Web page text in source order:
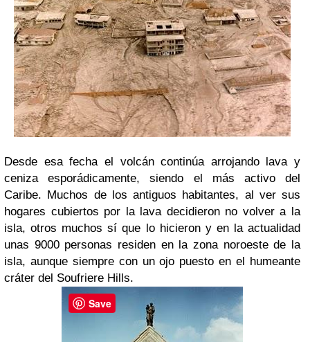
Desde esa fecha el volcán continúa arrojando lava y
ceniza esporádicamente, siendo el más activo del
Caribe. Muchos de los antiguos habitantes, al ver sus
hogares cubiertos por la lava decidieron no volver a la
isla, otros muchos sí que lo hicieron y en la actualidad
unas 9000 personas residen en la zona noroeste de la
isla, aunque siempre con un ojo puesto en el humeante
cráter del Soufriere Hills.
Save